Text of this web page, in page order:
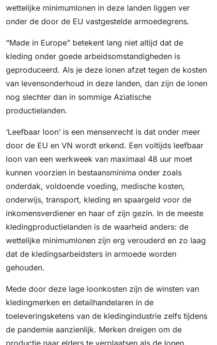
wettelijke minimumlonen in deze landen liggen ver
onder de door de EU vastgestelde armoedegrens.
“Made in Europe” betekent lang niet altijd dat de
kleding onder goede arbeidsomstandigheden is
geproduceerd. Als je deze lonen afzet tegen de kosten
van levensonderhoud in deze landen, dan zijn de lonen
nog slechter dan in sommige Aziatische
productielanden.
‘Leefbaar loon’ is een mensenrecht is dat onder meer
door de EU en VN wordt erkend. Een voltijds leefbaar
loon van een werkweek van maximaal 48 uur moet
kunnen voorzien in bestaansminima onder zoals
onderdak, voldoende voeding, medische kosten,
onderwijs, transport, kleding en spaargeld voor de
inkomensverdiener en haar of zijn gezin. In de meeste
kledingproductielanden is de waarheid anders: de
wettelijke minimumlonen zijn erg verouderd en zo laag
dat de kledingsarbeidsters in armoede worden
gehouden.
Mede door deze lage loonkosten zijn de winsten van
kledingmerken en detailhandelaren in de
toeleveringsketens van de kledingindustrie zelfs tijdens
de pandemie aanzienlijk. Merken dreigen om de